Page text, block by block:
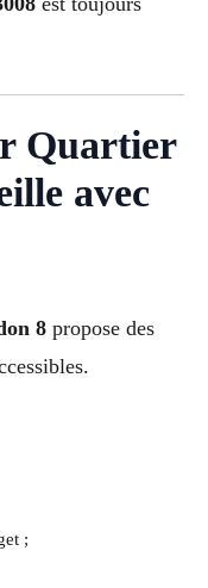
Quartier
avec
8 propose des
;